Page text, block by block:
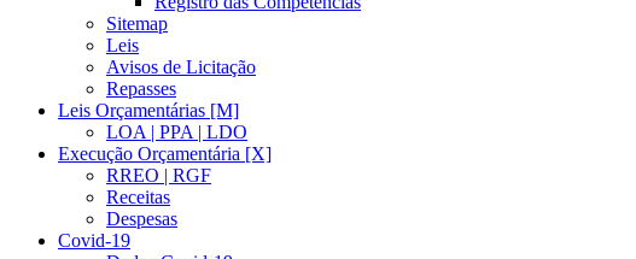
Sitemap
Leis
Avisos de Licitação
Repasses
Leis Orçamentárias [M]
LOA | PPA | LDO
Execução Orçamentária [X]
RREO | RGF
Receitas
Despesas
Covid-19